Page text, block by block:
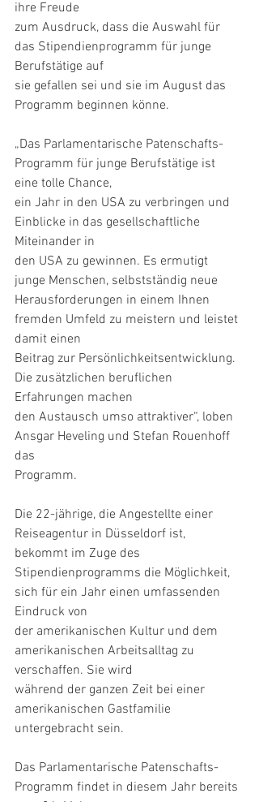
ihre Freude
zum Ausdruck, dass die Auswahl für
das Stipendienprogramm für junge
Berufstätige auf
sie gefallen sei und sie im August das
Programm beginnen könne.
„Das Parlamentarische Patenschafts-
Programm für junge Berufstätige ist
eine tolle Chance,
ein Jahr in den USA zu verbringen und
Einblicke in das gesellschaftliche
Miteinander in
den USA zu gewinnen. Es ermutigt
junge Menschen, selbstständig neue
Herausforderungen in einem Ihnen
fremden Umfeld zu meistern und leistet
damit einen
Beitrag zur Persönlichkeitsentwicklung.
Die zusätzlichen beruflichen
Erfahrungen machen
den Austausch umso attraktiver“, loben
Ansgar Heveling und Stefan Rouenhoff
das
Programm.
Die 22-jährige, die Angestellte einer
Reiseagentur in Düsseldorf ist,
bekommt im Zuge des
Stipendienprogramms die Möglichkeit,
sich für ein Jahr einen umfassenden
Eindruck von
der amerikanischen Kultur und dem
amerikanischen Arbeitsalltag zu
verschaffen. Sie wird
während der ganzen Zeit bei einer
amerikanischen Gastfamilie
untergebracht sein.
Das Parlamentarische Patenschafts-
Programm findet in diesem Jahr bereits